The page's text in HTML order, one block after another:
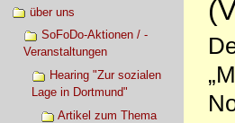
über uns
SoFoDo-Aktionen / -
Veranstaltungen
Hearing "Zur sozialen
Lage in Dortmund"
Artikel zum Thema